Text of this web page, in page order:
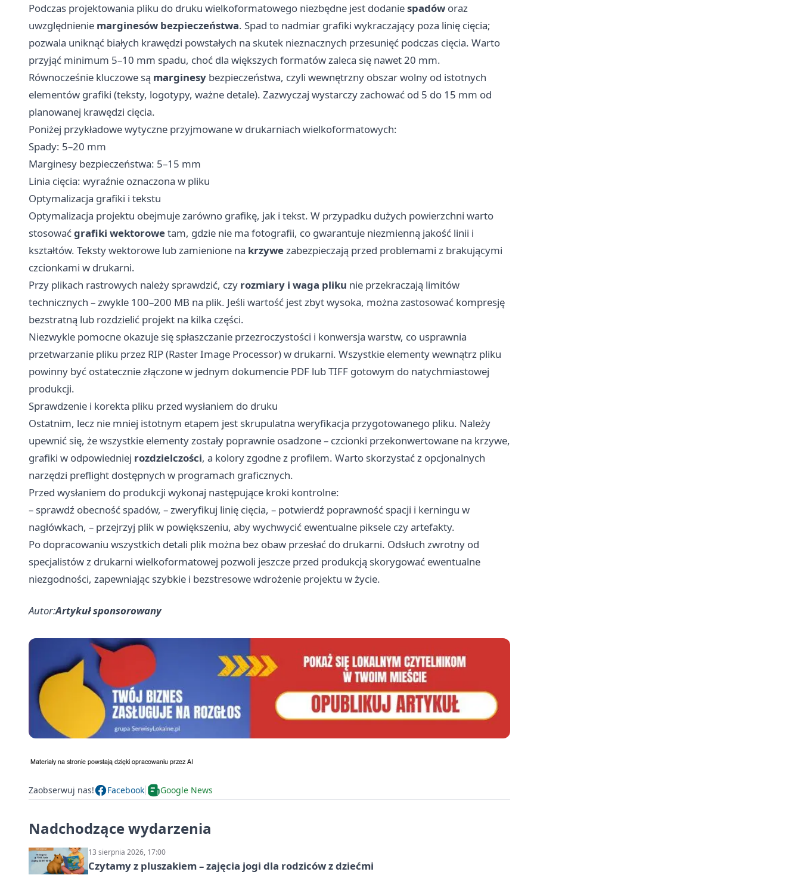
Podczas projektowania pliku do druku wielkoformatowego niezbędne jest dodaniespadów oraz
uwzględnienie marginesów bezpieczeństwa. Spad to nadmiar grafiki wykraczający poza linię cięcia;
pozwala uniknąć białych krawędzi powstałych na skutek nieznacznych przesunięć podczas cięcia. Warto
przyjąć minimum 5–10 mm spadu, choć dla większych formatów zaleca się nawet 20 mm.
Równocześnie kluczowe są marginesy bezpieczeństwa, czyli wewnętrzny obszar wolny od istotnych
elementów grafiki (teksty, logotypy, ważne detale). Zazwyczaj wystarczy zachować od 5 do 15 mm od
planowanej krawędzi cięcia.
Poniżej przykładowe wytyczne przyjmowane w drukarniach wielkoformatowych:
Spady: 5–20 mm
Marginesy bezpieczeństwa: 5–15 mm
Linia cięcia: wyraźnie oznaczona w pliku
Optymalizacja grafiki i tekstu
Optymalizacja projektu obejmuje zarówno grafikę, jak i tekst. W przypadku dużych powierzchni warto
stosowaćgrafiki wektorowetam, gdzie nie ma fotografii, co gwarantuje niezmienną jakość linii i
kształtów. Teksty wektorowe lub zamienione na krzywezabezpieczają przed problemami z brakującymi
czcionkami w drukarni.
Przy plikach rastrowych należy sprawdzić, czy rozmiary i waga pliku nie przekraczają limitów
technicznych – zwykle 100–200 MB na plik. Jeśli wartość jest zbyt wysoka, można zastosować kompresję
bezstratną lub rozdzielić projekt na kilka części.
Niezwykle pomocne okazuje się spłaszczanie przezroczystości i konwersja warstw, co usprawnia
przetwarzanie pliku przez RIP (Raster Image Processor) w drukarni. Wszystkie elementy wewnątrz pliku
powinny być ostatecznie złączone w jednym dokumencie PDF lub TIFF gotowym do natychmiastowej
produkcji.
Sprawdzenie i korekta pliku przed wysłaniem do druku
Ostatnim, lecz nie mniej istotnym etapem jest skrupulatna weryfikacja przygotowanego pliku. Należy
upewnić się, że wszystkie elementy zostały poprawnie osadzone – czcionki przekonwertowane na krzywe,
grafiki w odpowiedniej rozdzielczości, a kolory zgodne z profilem. Warto skorzystać z opcjonalnych
narzędzi preflight dostępnych w programach graficznych.
Przed wysłaniem do produkcji wykonaj następujące kroki kontrolne:
– sprawdź obecność spadów, – zweryfikuj linię cięcia, – potwierdź poprawność spacji i kerningu w
nagłówkach, – przejrzyj plik w powiększeniu, aby wychwycić ewentualne piksele czy artefakty.
Po dopracowaniu wszystkich detali plik można bez obaw przesłać do drukarni. Odsłuch zwrotny od
specjalistów z drukarni wielkoformatowej pozwoli jeszcze przed produkcją skorygować ewentualne
niezgodności, zapewniając szybkie i bezstresowe wdrożenie projektu w życie.
Autor:Artykuł sponsorowany
Zaobserwuj nas! Facebook Google News
Nadchodzące wydarzenia
13 sierpnia 2026, 17:00
Czytamy z pluszakiem – zajęcia jogi dla rodziców z dziećmi